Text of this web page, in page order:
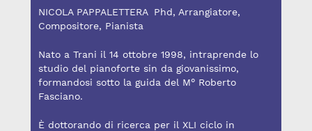
NICOLA PAPPALETTERA Phd, Arrangiatore,
Compositore, Pianista
Nato a Trani il 14 ottobre 1998, intraprende lo
studio del pianoforte sin da giovanissimo,
formandosi sotto la guida del M° Roberto
Fasciano.
È dottorando di ricerca per il XLI ciclo in